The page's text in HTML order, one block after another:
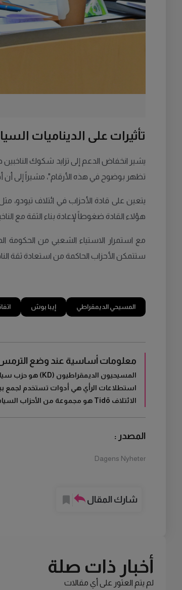
تأثيرات على الديناميات
يشير انخفاض الدعم إلى تزايد شكوك الناخبين
تظهر بوضوح في هذه الأرقام"، مشيراً إلى أن
يتعين على قادة الأحزاب في ائتلاف تيودو،
هؤلاء القادة ضغوطاً لإعادة بناء الثقة مع
مع استمرار الاستياء الشعبي من الحكومة
ستتمكن الأحزاب الحاكمة من استعادة ثقة
المسيحي الديمقراطي إيبا بوش
معلومات أساسية عند وضع
المسيحيون الديمقراطيون (KD) هو حزب سياسي في السويد يركز على القيم المسيحية والديمقراطية الاجتماعية.
استطلاعات الرأي هي أدوات تستخدم لجمع
الائتلاف Tidö هو مجموعة من الأحزاب السياسية في السويد تعمل معًا لتشكيل حكومة، وتشمل المسيحيين الديمقراطيين والحزب المعتدل والديمقراطيين السويديين.
المصدر :
Dagens Nyheter
شارك المقال
أخبار ذات صلة
لم يتم العثور على أي مقالات